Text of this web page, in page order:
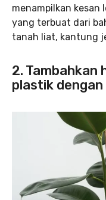
menampilkan kesan
yang terbuat dari
tanah liat, kantung
2. Tambahkan
plastik dengan